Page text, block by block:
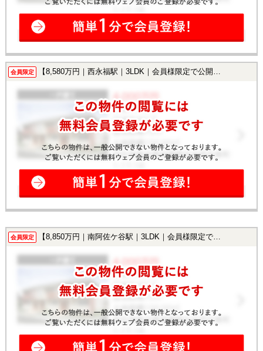
会員限定 【8,580万円｜西永福駅｜3LDK｜会員様限定で公開中！】
会員限定 【8,850万円｜南阿佐ケ谷駅｜3LDK｜会員様限定で公開中！】